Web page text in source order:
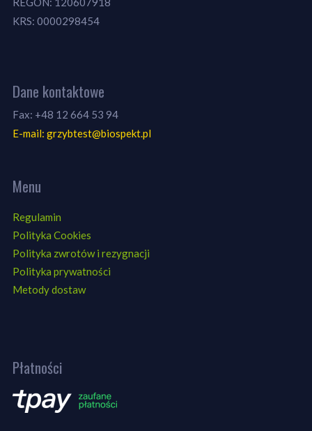
KRS: 0000298454
Dane kontaktowe
Fax: +48 12 664 53 94
E-mail: grzybtest@biospekt.pl
Menu
Regulamin
Polityka Cookies
Polityka zwrotów i rezygnacji
Polityka prywatności
Metody dostaw
Płatności